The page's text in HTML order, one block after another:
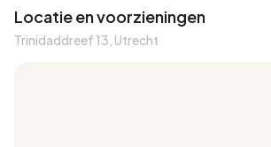
Locatie en voorzieningen
Trinidaddreef 13, Utrecht